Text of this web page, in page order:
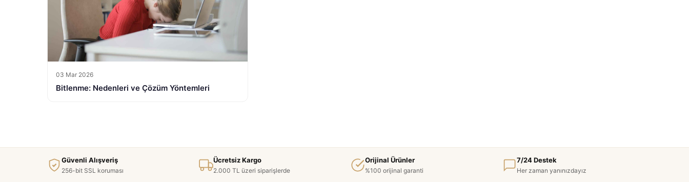
03 Mar 2026
Bitlenme: Nedenleri ve Çözüm Yöntemleri
Güvenli Alışveriş
256-bit SSL koruması
Ücretsiz Kargo
2.000 TL üzeri siparişlerde
Orijinal Ürünler
%100 orijinal garanti
7/24 Destek
Her zaman yanınızdayız